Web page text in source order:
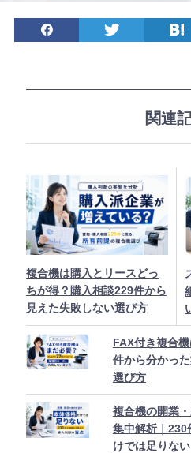
N
シェア ツイート ブックマー
関連
複合機は購入とリースどっ
ちが得？購入相談229件から
見えた失敗しない選び方
FAX付き複合
件から分かっ
選び方
複合機の開業
集中解析｜230
けでは足りな